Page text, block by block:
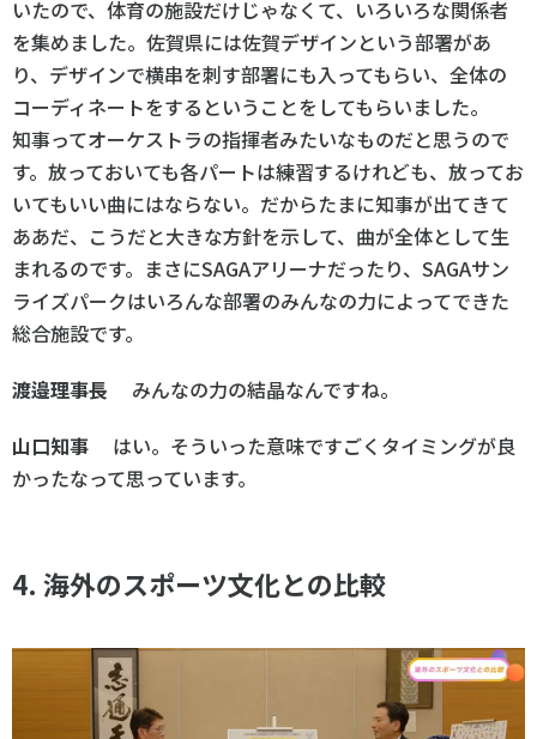
いたので、体育の施設だけじゃなくて、いろいろな関係者
を集めました。佐賀県には佐賀デザインという部署があ
り、デザインで横串を刺す部署にも入ってもらい、全体の
コーディネートをするということをしてもらいました。
知事ってオーケストラの指揮者みたいなものだと思うので
す。放っておいても各パートは練習するけれども、放ってお
いてもいい曲にはならない。だからたまに知事が出てきて
ああだ、こうだと大きな方針を示して、曲が全体として生
まれるのです。まさにSAGAアリーナだったり、SAGAサン
ライズパークはいろんな部署のみんなの力によってできた
総合施設です。
渡邉理事長 みんなの力の結晶なんですね。
山口知事 はい。そういった意味ですごくタイミングが良
かったなって思っています。
4. 海外のスポーツ文化との比較